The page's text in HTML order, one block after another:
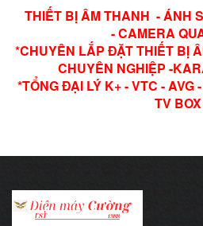
THIẾT BỊ ÂM THANH - ÁNH
- CAMERA
*CHUYÊN LẮP ĐẶT THIẾT BỊ
CHUYÊN NGHIỆP -
*TỔNG ĐẠI LÝ K+ - VTC - AVG
TV BOX